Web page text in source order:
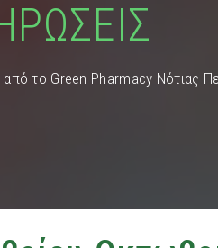
το Green Pharmacy Νότιας